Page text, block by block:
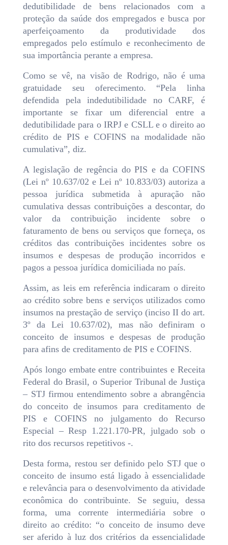
dedutibilidade de bens relacionados com a
proteção da saúde dos empregados e busca por
aperfeiçoamento da produtividade dos
empregados pelo estímulo e reconhecimento de
sua importância perante a empresa.
Como se vê, na visão de Rodrigo, não é uma
gratuidade seu oferecimento. “Pela linha
defendida pela indedutibilidade no CARF, é
importante se fixar um diferencial entre a
dedutibilidade para o IRPJ e CSLL e o direito ao
crédito de PIS e COFINS na modalidade não
cumulativa”, diz.
A legislação de regência do PIS e da COFINS
(Lei nº 10.637/02 e Lei nº 10.833/03) autoriza a
pessoa jurídica submetida à apuração não
cumulativa dessas contribuições a descontar, do
valor da contribuição incidente sobre o
faturamento de bens ou serviços que forneça, os
créditos das contribuições incidentes sobre os
insumos e despesas de produção incorridos e
pagos a pessoa jurídica domiciliada no país.
Assim, as leis em referência indicaram o direito
ao crédito sobre bens e serviços utilizados como
insumos na prestação de serviço (inciso II do art.
3º da Lei 10.637/02), mas não definiram o
conceito de insumos e despesas de produção
para afins de creditamento de PIS e COFINS.
Após longo embate entre contribuintes e Receita
Federal do Brasil, o Superior Tribunal de Justiça
– STJ firmou entendimento sobre a abrangência
do conceito de insumos para creditamento de
PIS e COFINS no julgamento do Recurso
Especial – Resp 1.221.170-PR, julgado sob o
rito dos recursos repetitivos -.
Desta forma, restou ser definido pelo STJ que o
conceito de insumo está ligado à essencialidade
e relevância para o desenvolvimento da atividade
econômica do contribuinte. Se seguiu, dessa
forma, uma corrente intermediária sobre o
direito ao crédito: “o conceito de insumo deve
ser aferido à luz dos critérios da essencialidade